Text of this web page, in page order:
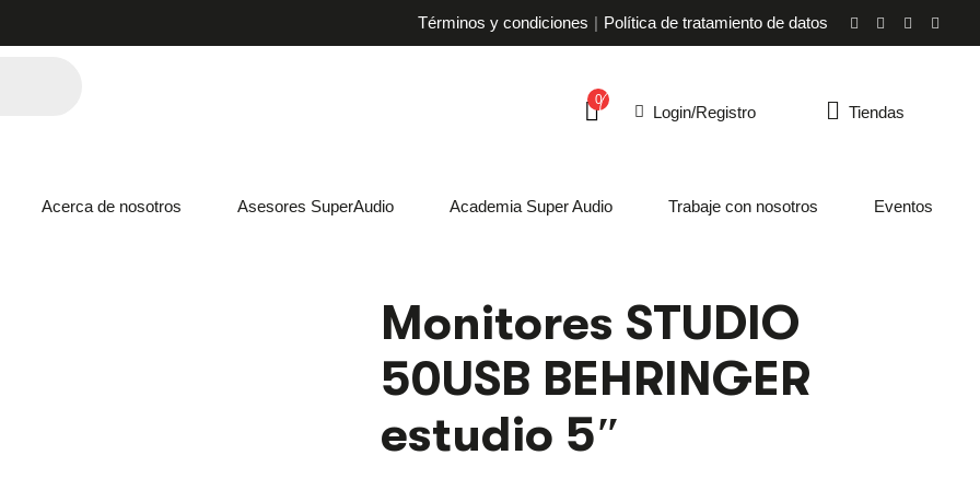
Términos y condiciones
Política de tratamiento de datos
0
Login/Registro Tiendas
Acerca de nosotros Asesores SuperAudio Academia Super Audio Trabaje con nosotros Eventos
Monitores STUDIO
50USB BEHRINGER
estudio 5″
MONITORES
STUDIO
BEHRINGER
ESTUDIO
CANTIDAD